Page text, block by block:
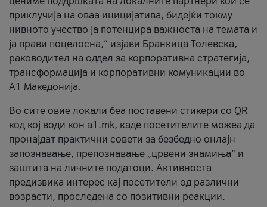
приклучија на оваа иницијатива, бидејќи токму
нивното учество ја потенцира важноста на темата и
ја прави поцелосна,“ изјави Бранкица Толевска,
раководител на оддел за корпоративна стратегија,
трансформација и корпоративни комуникации во
А1 Македонија.
Во сите овие локали беа поставени стикери со QR
код кој води кон a1.mk, каде посетителите можеа да
пронајдат практични совети за безбедно онлајн
запознавање, препознавање „црвени знамиња“ и
заштита на личните податоци. Активноста
предизвика интерес кај посетители од различни
возрасти, проследена со позитивни реакции.